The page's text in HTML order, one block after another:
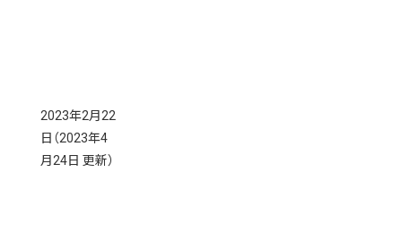
2023年2月22
日 （2023年4
月24日 更新）